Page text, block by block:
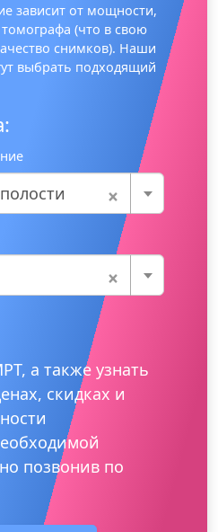
зависит от мощности,
(что в свою
снимков). Наши
выбрать подходящий
×
×
а также узнать
скидках и
позвонив по